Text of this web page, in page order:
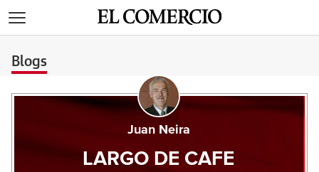
Blogs
Juan Neira
LARGO DE CAFE